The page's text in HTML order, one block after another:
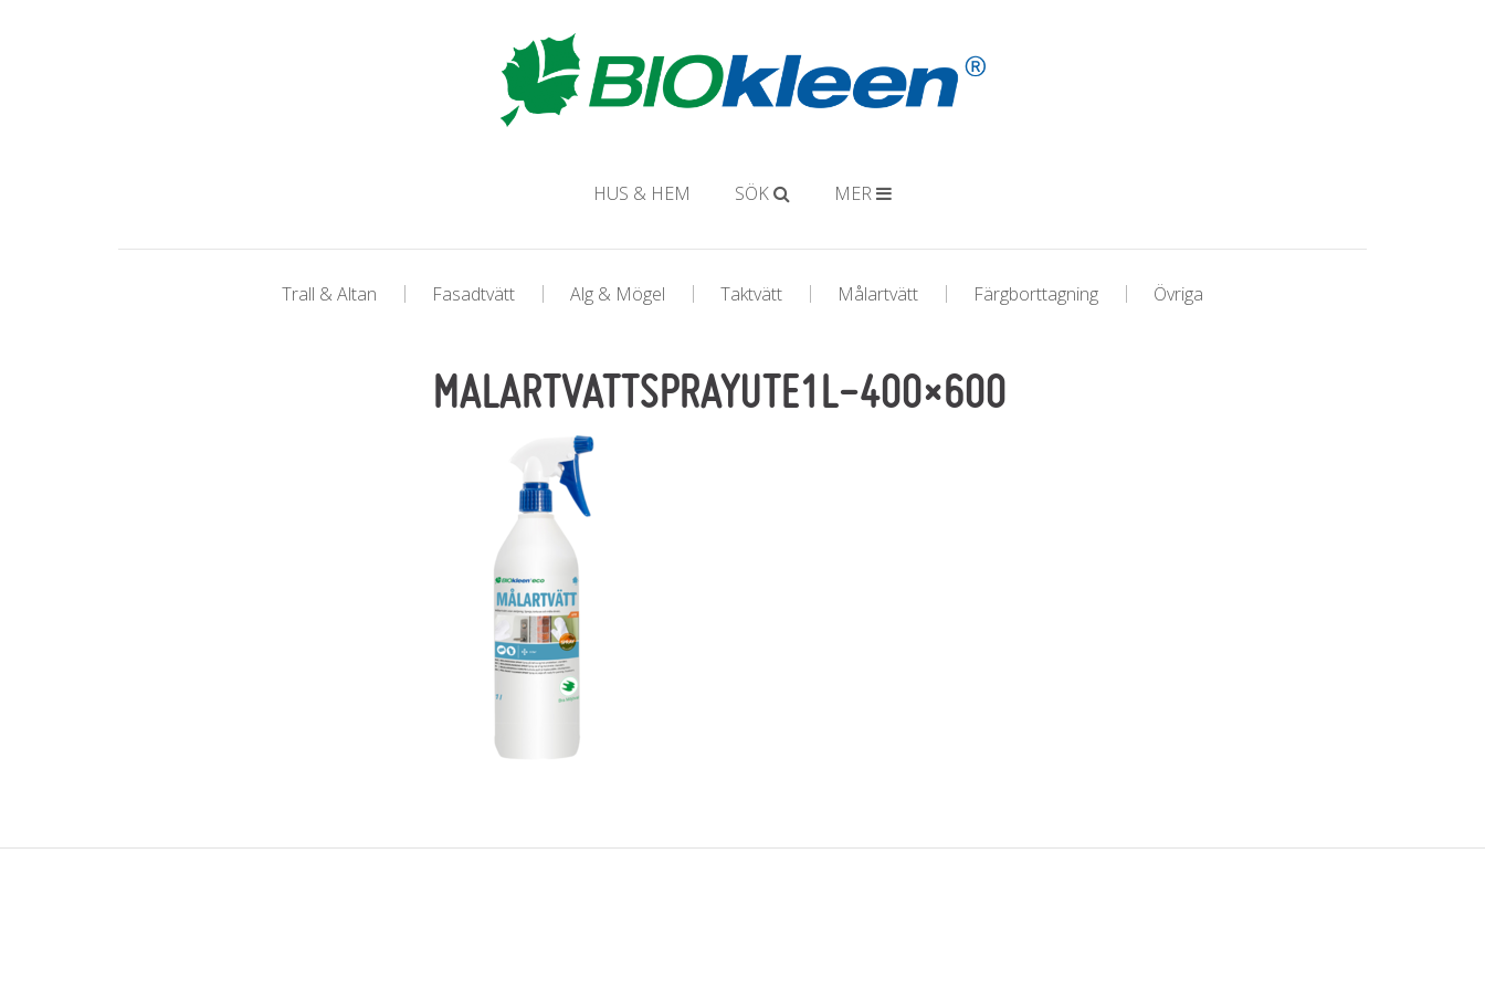
HUS & HEM SÖK MER
Trall & Altan Fasadtvätt Alg & Mögel Taktvätt Målartvätt Färgborttagning Övriga
MALARTVATTSPRAYUTE1L-400×600